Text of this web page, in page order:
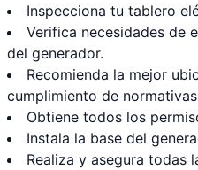
Inspecciona tu tablero
Verifica necesidades de
del generador.
Recomienda la mejor
cumplimiento de
Obtiene todos los
Instala la base del
Realiza y asegura todas